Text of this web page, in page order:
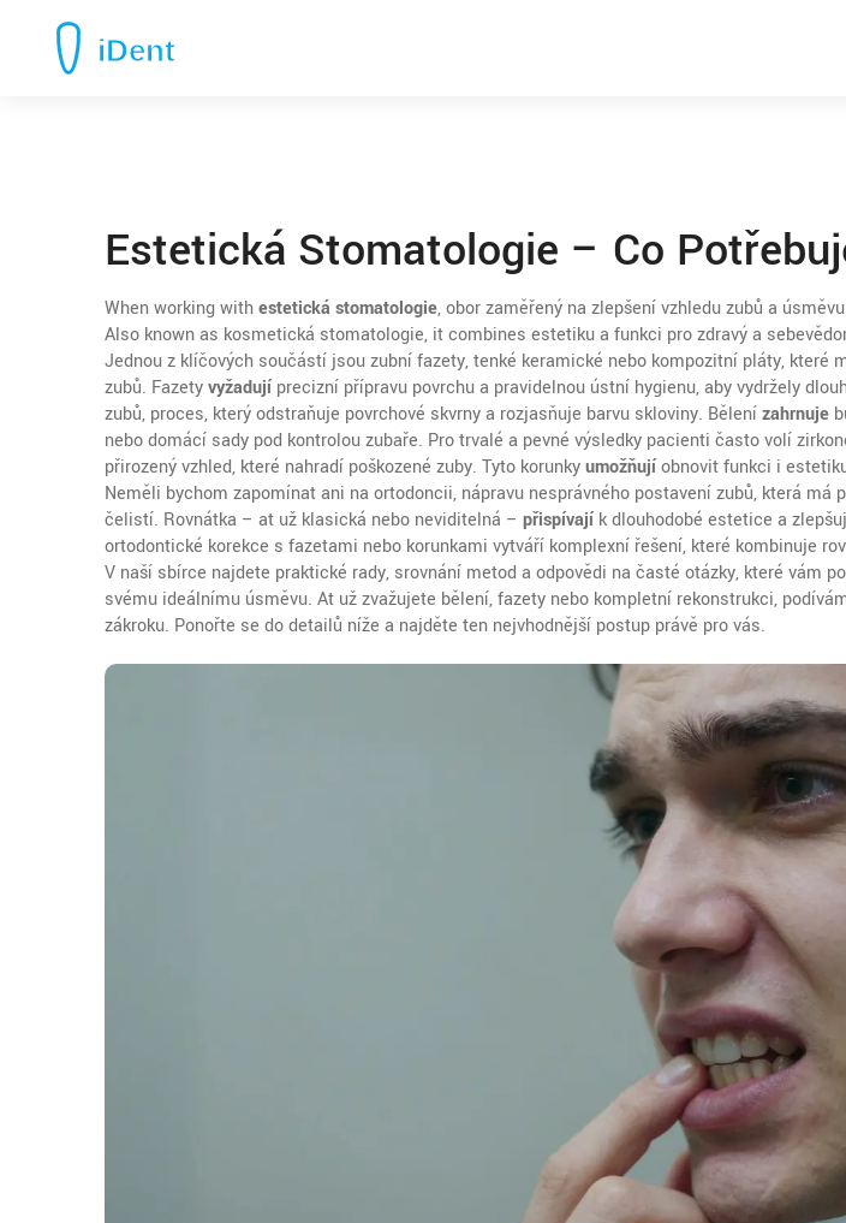
Estetická Stomatologie – Co
When working withestetická stomatologie,obor zaměřený na zlepšení vzhledu zubů a
Also known as kosmetická stomatologie, it combines estetiku a funkci pro zdravý a
Jednou z klíčových součástí jsouzubní fazety,tenké keramické nebo kompozitní pláty, které
zubů. Fazetyvyžadují precizní přípravu povrchu a pravidelnou ústní hygienu, aby vydržely
zubů, proces, který odstraňuje povrchové skvrny a rozjasňuje barvu skloviny. Bělenízahrnuje
nebo domácí sady pod kontrolou zubaře. Pro trvalé a pevné výsledky pacienti často volí
přirozený vzhled, které nahradí poškozené zuby. Tyto korunkyumožňujíobnovit funkci i
Neměli bychom zapomínat ani na ortodoncii, nápravu nesprávného postavení zubů, která má
čelistí. Rovnátka – ať už klasická nebo neviditelná – přispívají k dlouhodobé estetice a
ortodontické korekce s fazetami nebo korunkami vytváří komplexní řešení, které kombinuje
V naší sbírce najdete praktické rady, srovnání metod a odpovědi na časté otázky, které vám
svému ideálnímu úsměvu. Ať už zvažujete bělení, fazety nebo kompletní rekonstrukci,
zákroku. Ponořte se do detailů níže a najděte ten nejvhodnější postup právě pro vás.